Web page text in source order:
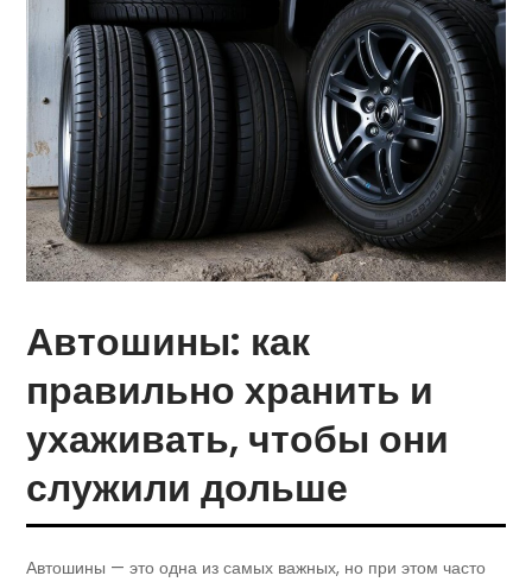
Автошины: как
правильно хранить и
ухаживать, чтобы они
служили дольше
Автошины — это одна из самых важных, но при этом часто